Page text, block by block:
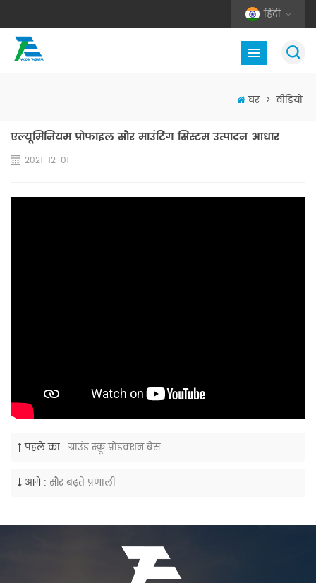
हिंदी
घर > वीडियो
एल्यूमिनियम प्रोफाइल सौर माउंटिंग सिस्टम उत्पादन आधार
2021-12-01
पहले का : ग्राउंड स्क्रू प्रोडक्शन बेस
आगे : सौर बढ़ते प्रणाली